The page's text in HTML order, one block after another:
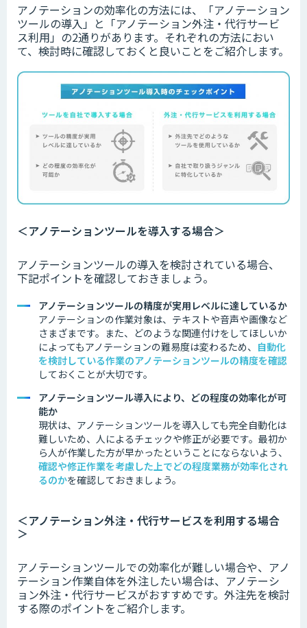
アノテーションの効率化の方法には、「アノテーション
ツールの導入」と「アノテーション外注・代行サービ
ス利用」の2通りがあります。 それぞれの方法におい
て、検討時に確認しておくと良いことをご紹介します。
＜アノテーションツールを導入する場合＞
アノテーションツールの導入を検討されている場合、
下記ポイントを確認しておきましょう。
アノテーションツールの精度が実用レベルに達しているか
アノテーションの作業対象は、テキストや音声や画像など
さまざまです。 また、どのような関連付けをしてほしいか
によってもアノテーションの難易度は変わるため、 自動化
を検討している作業のアノテーションツールの精度を確認
しておくことが大切です。
アノテーションツール導入により、どの程度の効率化が可
能か
現状は、アノテーションツールを導入しても完全自動化は
難しいため、人によるチェックや修正が必要です。最初か
ら人が作業した方が早かったということにならないよう、
確認や修正作業を考慮した上でどの程度業務が効率化され
るのかを確認しておきましょう。
＜アノテーション外注・代行サービスを利用する場合
＞
アノテーションツールでの効率化が難しい場合や、アノ
テーション作業自体を外注したい場合は、アノテーシ
ョン外注・代行サービスがおすすめです。外注先を検討
する際のポイントをご紹介します。